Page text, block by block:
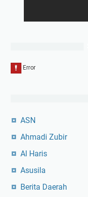
ASN
Ahmadi Zubir
Al Haris
Asusila
Berita Daerah